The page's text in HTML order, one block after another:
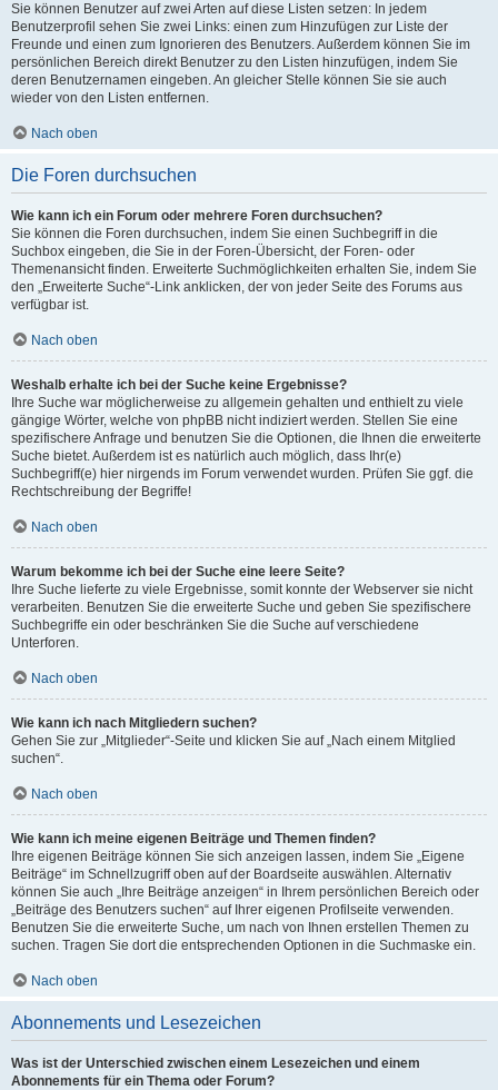
Sie können Benutzer auf zwei Arten auf diese Listen setzen: In jedem
Benutzerprofil sehen Sie zwei Links: einen zum Hinzufügen zur Liste der
Freunde und einen zum Ignorieren des Benutzers. Außerdem können Sie im
persönlichen Bereich direkt Benutzer zu den Listen hinzufügen, indem Sie
deren Benutzernamen eingeben. An gleicher Stelle können Sie sie auch
wieder von den Listen entfernen.
Nach oben
Die Foren durchsuchen
Wie kann ich ein Forum oder mehrere Foren durchsuchen?
Sie können die Foren durchsuchen, indem Sie einen Suchbegriff in die
Suchbox eingeben, die Sie in der Foren-Übersicht, der Foren- oder
Themenansicht finden. Erweiterte Suchmöglichkeiten erhalten Sie, indem Sie
den „Erweiterte Suche“-Link anklicken, der von jeder Seite des Forums aus
verfügbar ist.
Nach oben
Weshalb erhalte ich bei der Suche keine Ergebnisse?
Ihre Suche war möglicherweise zu allgemein gehalten und enthielt zu viele
gängige Wörter, welche von phpBB nicht indiziert werden. Stellen Sie eine
spezifischere Anfrage und benutzen Sie die Optionen, die Ihnen die erweiterte
Suche bietet. Außerdem ist es natürlich auch möglich, dass Ihr(e)
Suchbegriff(e) hier nirgends im Forum verwendet wurden. Prüfen Sie ggf. die
Rechtschreibung der Begriffe!
Nach oben
Warum bekomme ich bei der Suche eine leere Seite?
Ihre Suche lieferte zu viele Ergebnisse, somit konnte der Webserver sie nicht
verarbeiten. Benutzen Sie die erweiterte Suche und geben Sie spezifischere
Suchbegriffe ein oder beschränken Sie die Suche auf verschiedene
Unterforen.
Nach oben
Wie kann ich nach Mitgliedern suchen?
Gehen Sie zur „Mitglieder“-Seite und klicken Sie auf „Nach einem Mitglied
suchen“.
Nach oben
Wie kann ich meine eigenen Beiträge und Themen finden?
Ihre eigenen Beiträge können Sie sich anzeigen lassen, indem Sie „Eigene
Beiträge“ im Schnellzugriff oben auf der Boardseite auswählen. Alternativ
können Sie auch „Ihre Beiträge anzeigen“ in Ihrem persönlichen Bereich oder
„Beiträge des Benutzers suchen“ auf Ihrer eigenen Profilseite verwenden.
Benutzen Sie die erweiterte Suche, um nach von Ihnen erstellen Themen zu
suchen. Tragen Sie dort die entsprechenden Optionen in die Suchmaske ein.
Nach oben
Abonnements und Lesezeichen
Was ist der Unterschied zwischen einem Lesezeichen und einem
Abonnements für ein Thema oder Forum?